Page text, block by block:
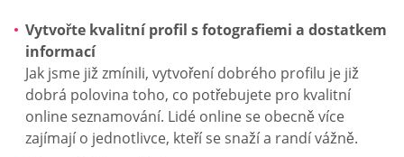
Vytvořte kvalitní profil s fotografiemi a dostatkem
informací
Jak jsme již zmínili, vytvoření dobrého profilu je již
dobrá polovina toho, co potřebujete pro kvalitní
online seznamování. Lidé online se obecně více
zajímají o jednotlivce, kteří se snaží a randí vážně.